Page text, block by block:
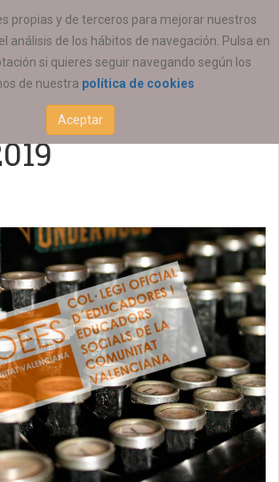
propias y de terceros para mejorar nuestros
análisis de los hábitos de navegación. Pulsa en
si quieres seguir navegando según los
de nuestra política de cookies
Aceptar
COEESCV
colegial
Castelló